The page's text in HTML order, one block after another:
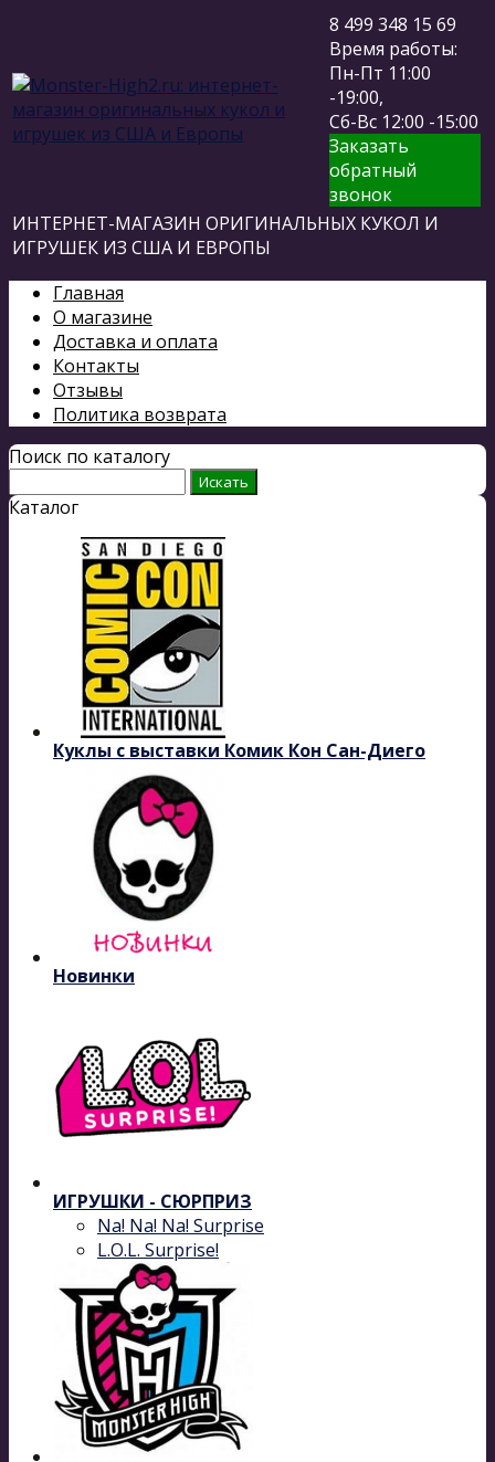
8 499 348 15 69
Время работы:
Пн-Пт 11:00
-19:00,
Сб-Вс 12:00 -15:00
Заказать
обратный
звонок
ИНТЕРНЕТ-МАГАЗИН ОРИГИНАЛЬНЫХ КУКОЛ И
ИГРУШЕК ИЗ США И ЕВРОПЫ
Главная
О магазине
Доставка и оплата
Контакты
Отзывы
Политика возврата
Поиск по каталогу
Каталог
Куклы с выставки Комик Кон Сан-Диего
Новинки
ИГРУШКИ - СЮРПРИЗ
Na! Na! Na! Surprise
L.O.L. Surprise!